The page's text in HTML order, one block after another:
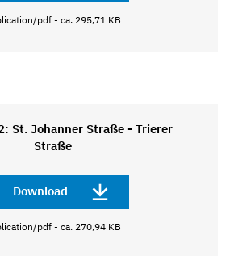
pdf - ca. 295,71 KB
St. Johanner Straße - Trierer
Straße
Download
pdf - ca. 270,94 KB